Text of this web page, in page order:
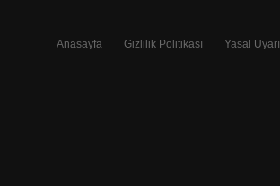
Anasayfa Gizlilik Politikası Yasal Uyarı